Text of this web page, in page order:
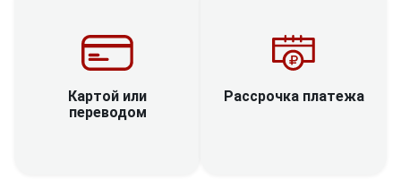
Картой или
переводом
Рассрочка платежа